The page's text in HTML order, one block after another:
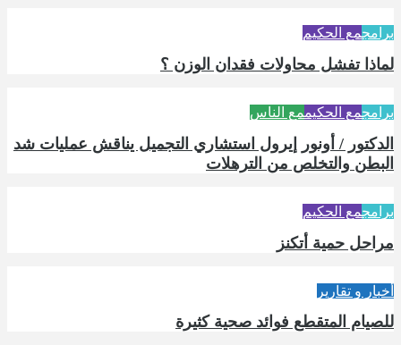
برامجمع الحكيم
لماذا تفشل محاولات فقدان الوزن ؟
برامجمع الحكيممع الناس
الدكتور / أونور إيرول استشاري التجميل يناقش عمليات شد
البطن والتخلص من الترهلات
برامجمع الحكيم
مراحل حمية أتكنز
أخبار و تقارير
للصيام المتقطع فوائد صحية كثيرة